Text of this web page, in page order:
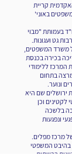
קריית
באוני'
בעמותת "מבוי
גט ועגונות.
משרד המשפטים,
בכירה בכנסת
המרכז ללימודי
בתחום
ונוער.
ירושלים שם היא
וכן
בלשכה
ונפגעות
מרכז מפלים.
בהיבט המשפטי
ברשתות